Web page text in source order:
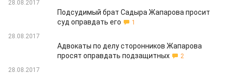
28.08.2017
Подсудимый брат Садыра Жапарова просит
суд оправдать его
1
28.08.2017
Адвокаты по делу сторонников Жапарова
просят оправдать подзащитных
2
28.08.2017